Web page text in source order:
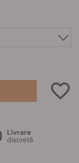
Livrare
discretă